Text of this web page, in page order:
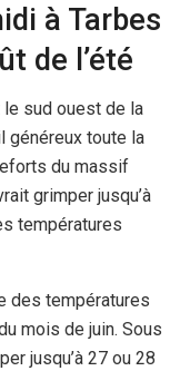
à Tarbes
de l’été
le sud ouest de la
généreux toute la
du massif
grimper jusqu’à
températures
des températures
mois de juin. Sous
jusqu’à 27 ou 28